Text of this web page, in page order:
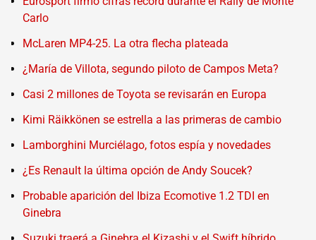
Carlo
McLaren MP4-25. La otra flecha plateada
¿María de Villota, segundo piloto de Campos Meta?
Casi 2 millones de Toyota se revisarán en Europa
Kimi Räikkönen se estrella a las primeras de cambio
Lamborghini Murciélago, fotos espía y novedades
¿Es Renault la última opción de Andy Soucek?
Probable aparición del Ibiza Ecomotive 1.2 TDI en
Ginebra